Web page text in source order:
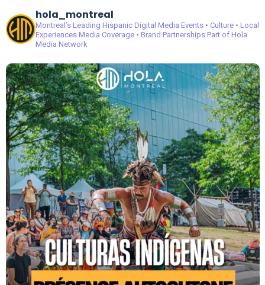
hola_montreal
Montreal’s Leading Hispanic Digital Media Events • Culture • Local
ExperiencesMedia Coverage • Brand PartnershipsPart of Hola
Media Network